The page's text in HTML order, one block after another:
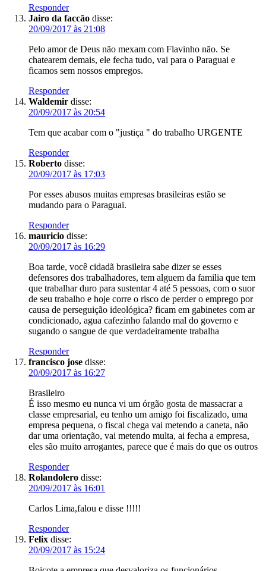
Responder
Jairo da faccão disse:
20/09/2017 às 21:08
Pelo amor de Deus não mexam com Flavinho não. Se
chatearem demais, ele fecha tudo, vai para o Paraguai e
ficamos sem nossos empregos.
Responder
Waldemir disse:
20/09/2017 às 20:54
Tem que acabar com o "justiça " do trabalho URGENTE
Responder
Roberto disse:
20/09/2017 às 17:03
Por esses abusos muitas empresas brasileiras estão se
mudando para o Paraguai.
Responder
mauricio disse:
20/09/2017 às 16:29
Boa tarde, você cidadã brasileira sabe dizer se esses
defensores dos trabalhadores, tem alguem da familia que tem
que trabalhar duro para sustentar 4 até 5 pessoas, com o suor
de seu trabalho e hoje corre o risco de perder o emprego por
causa de perseguição ideológica? ficam em gabinetes com ar
condicionado, agua cafezinho falando mal do governo e
sugando o sangue de que verdadeiramente trabalha
Responder
francisco jose disse:
20/09/2017 às 16:27
Brasileiro
É isso mesmo eu nunca vi um órgão gosta de massacrar a
classe empresarial, eu tenho um amigo foi fiscalizado, uma
empresa pequena, o fiscal chega vai metendo a caneta, não
dar uma orientação, vai metendo multa, ai fecha a empresa,
eles são muito arrogantes, parece que é mais do que os outros
Responder
Rolandolero disse:
20/09/2017 às 16:01
Carlos Lima,falou e disse !!!!!
Responder
Felix disse:
20/09/2017 às 15:24